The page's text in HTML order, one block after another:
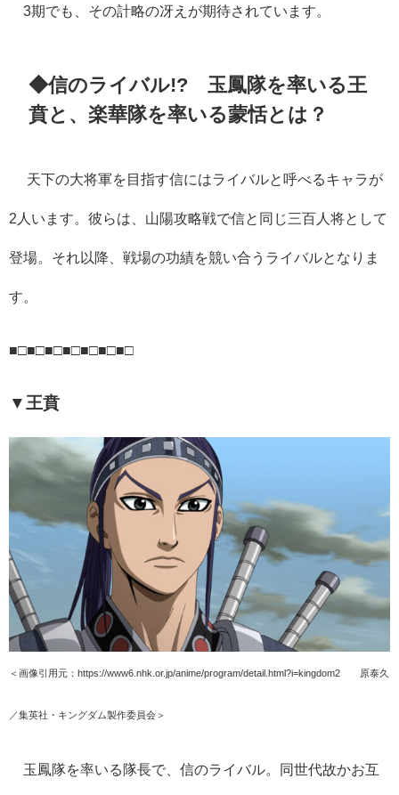
3期でも、その計略の冴えが期待されています。
◆信のライバル!? 玉鳳隊を率いる王
賁と、楽華隊を率いる蒙恬とは？
天下の大将軍を目指す信にはライバルと呼べるキャラが
2 人います。彼らは、山陽攻略戦で信と同じ三百人将として
登場。それ以降、戦場の功績を競い合うライバルとなりま
す。
■□■□■□■□■□■□■□
▼王賁
＜画像引用元：https://www6.nhk.or.jp/anime/program/detail.html?i=kingdom2 ©原泰久
／集英社・キングダム製作委員会＞
玉鳳隊を率いる隊長で、信のライバル。同世代故かお互